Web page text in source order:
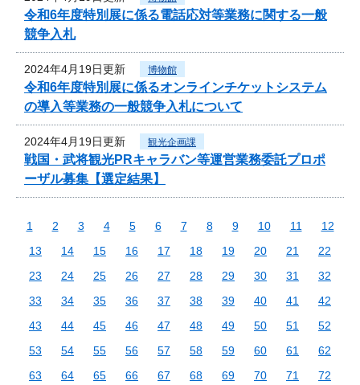
令和6年度特別展に係る電話応対等業務に関する一般
競争入札
2024年4月19日更新 博物館
令和6年度特別展に係るオンラインチケットシステム
の導入等業務の一般競争入札について
2024年4月19日更新 観光企画課
戦国・武将観光PRキャラバン等運営業務委託プロポ
ーザル募集【選定結果】
1 2 3 4 5 6 7 8 9 10 11
12
13
14 15 16 17 18 19 20 21
22
23
24 25 26 27 28 29 30 31
32
33
34 35 36 37 38 39 40 41
42
43
44 45 46 47 48 49 50 51
52
53
54 55 56 57 58 59 60 61
62
63
64 65 66 67 68 69 70 71
72